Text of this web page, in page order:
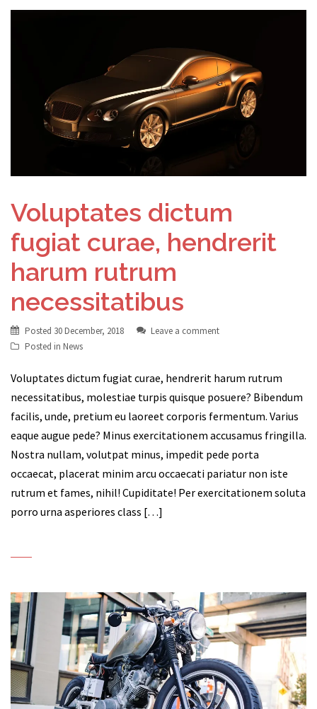
Voluptates dictum
fugiat curae, hendrerit
harum rutrum
necessitatibus
Posted 30 December, 2018
Leave a comment
Posted in News
Voluptates dictum fugiat curae, hendrerit harum rutrum
necessitatibus, molestiae turpis quisque posuere? Bibendum
facilis, unde, pretium eu laoreet corporis fermentum. Varius
eaque augue pede? Minus exercitationem accusamus fringilla.
Nostra nullam, volutpat minus, impedit pede porta
occaecat, placerat minim arcu occaecati pariatur non iste
rutrum et fames, nihil! Cupiditate! Per exercitationem soluta
porro urna asperiores class […]